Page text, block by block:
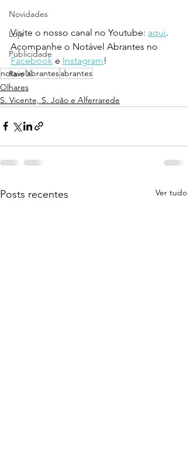
Novidades
Loja
Publicidade
Raio X
Visite o nosso canal no Youtube: aqui.
Acompanhe o Notável Abrantes no
Facebook e Instagram!
notavelabrantesabrantes
Olhares
S. Vicente, S. João e Alferrarede
Posts recentes Ver tudo